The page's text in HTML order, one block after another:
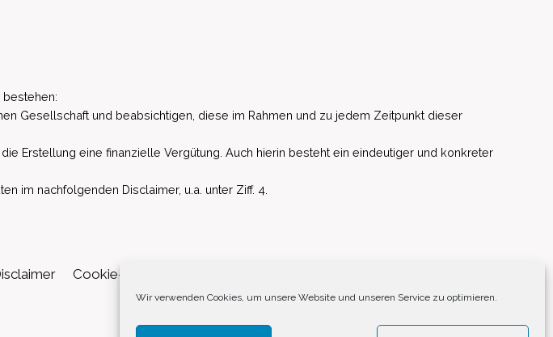
Wir verwenden Cookies, um unsere Website und unseren Service zu optimieren.
Gesellschaft und beabsichtigen, diese im Rahmen und zu jedem Zeitpunkt dieser
Erstellung eine finanzielle Vergütung. Auch hierin besteht ein eindeutiger und konkreter
im nachfolgenden Disclaimer, u.a. unter Ziff. 4.
Cookie-Richtlinie (EU)